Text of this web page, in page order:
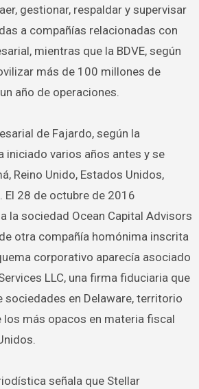
gestionar, respaldar y supervisar
a compañías relacionadas con
mientras que la BDVE, según
más de 100 millones de
año de operaciones.
de Fajardo, según la
iniciado varios años antes y se
Reino Unido, Estados Unidos,
El 28 de octubre de 2016
la sociedad Ocean Capital Advisors
otra compañía homónima inscrita
corporativo aparecía asociado
LLC, una firma fiduciaria que
sociedades en Delaware, territorio
los más opacos en materia fiscal
señala que Stellar